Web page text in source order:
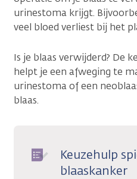
urinestoma krijgt.
veel bloed verliest bij het
Is je blaas verwijderd? De
helpt je een afweging te
urinestoma of een
blaas.
Keuzehulp
blaaskanker